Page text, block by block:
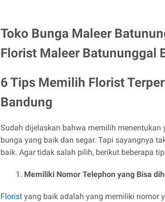
Toko Bunga Maleer
Florist Maleer Batununggal
6 Tips Memilih Florist
Bandung
Sudah dijelaskan bahwa memilih
bunga yang baik dan segar. Tapi sayangnya
baik. Agar tidak salah pilih, berikut beberapa
Memiliki Nomor Telephon yang Bisa
Florist yang baik adalah yang memiliki nomor